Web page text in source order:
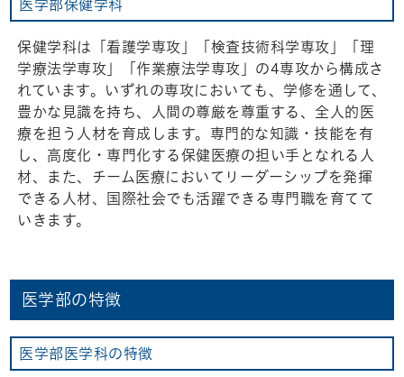
医学部保健学科
保健学科は「看護学専攻」「検査技術科学専攻」「理
学療法学専攻」「作業療法学専攻」の4専攻から構成さ
れています。いずれの専攻においても、学修を通して、
豊かな見識を持ち、人間の尊厳を尊重する、全人的医
療を担う人材を育成します。専門的な知識・技能を有
し、高度化・専門化する保健医療の担い手となれる人
材、また、チーム医療においてリーダーシップを発揮
できる人材、国際社会でも活躍できる専門職を育てて
いきます。
医学部の特徴
医学部医学科の特徴